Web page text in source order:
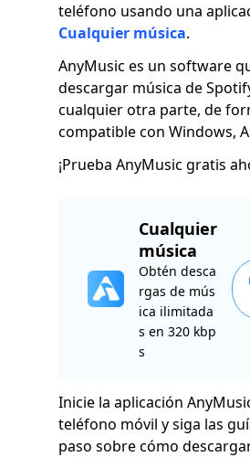
teléfono usando una
Cualquier música.
AnyMusic es un software
descargar música de
cualquier otra parte, de
compatible con Windows,
¡Prueba AnyMusic gratis
Cualquier
música
Obtén desca
rgas de mús
ica ilimitada
s en 320 kbp
s
Inicie la aplicación
teléfono móvil y siga las
paso sobre cómo